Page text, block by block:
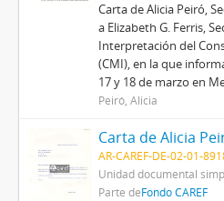
Carta de Alicia Peiró,
a Elizabeth G. Ferris,
Interpretación del
(CMI), en la que
17 y 18 de marzo en
Peiró, Alicia
AR-CAREF-DE-02-01-
Unidad documental
Parte deFondo CAREF